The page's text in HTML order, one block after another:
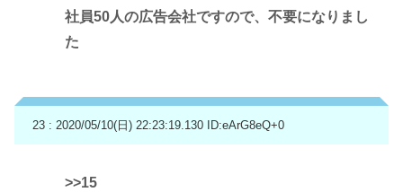
社員50人の広告会社ですので、不要になりまし
た
23 : 2020/05/10(日) 22:23:19.130 ID:eArG8eQ+0
>>15